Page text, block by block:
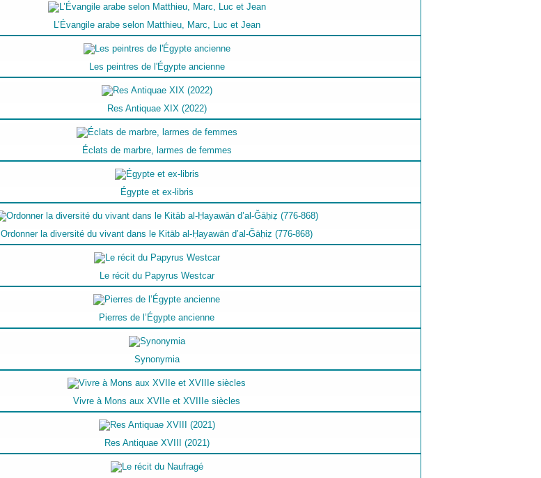
L’Évangile arabe selon Matthieu, Marc, Luc et Jean
Les peintres de l'Égypte ancienne
Res Antiquae XIX (2022)
Éclats de marbre, larmes de femmes
Égypte et ex-libris
Ordonner la diversité du vivant dans le Kitāb al-Ḥayawān d’al-Ğāḥiẓ (776-868)
Le récit du Papyrus Westcar
Pierres de l’Égypte ancienne
Synonymia
Vivre à Mons aux XVIIe et XVIIIe siècles
Res Antiquae XVIII (2021)